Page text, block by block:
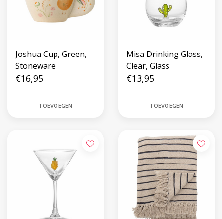
Joshua Cup, Green,
Stoneware
€16,95
TOEVOEGEN
Misa Drinking Glass,
Clear, Glass
€13,95
TOEVOEGEN